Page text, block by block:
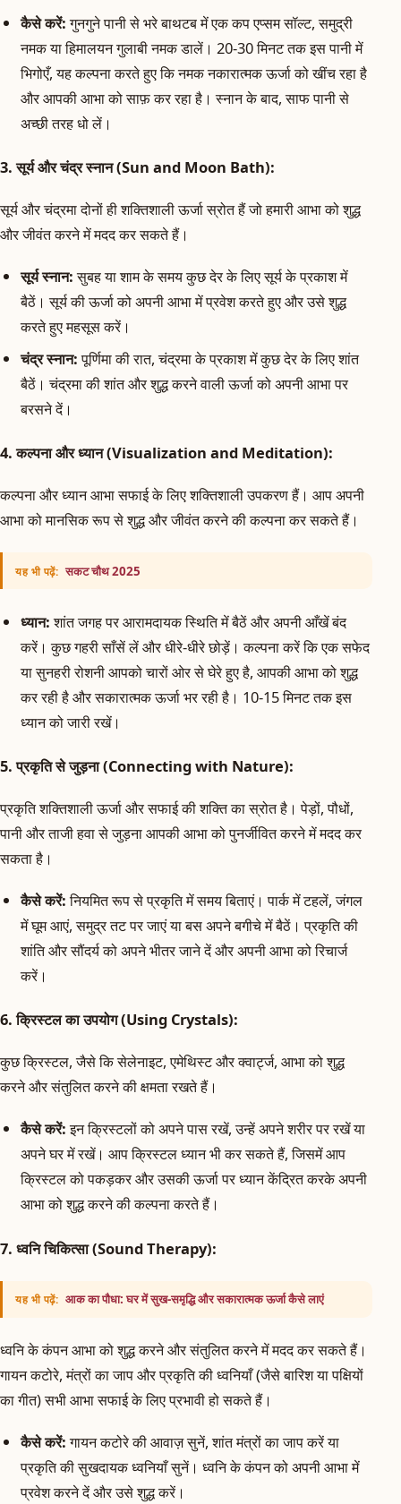
कैसे करें:गुनगुने पानी से भरे बाथटब में एक कप एप्सम सॉल्ट, समुद्री
नमक या हिमालयन गुलाबी नमक डालें। 20-30 मिनट तक इस पानी में
भिगोएँ, यह कल्पना करते हुए कि नमक नकारात्मक ऊर्जा को खींच रहा है
और आपकी आभा को साफ़ कर रहा है। स्नान के बाद, साफ पानी से
अच्छी तरह धो लें।
3. सूर्य और चंद्र स्नान (Sun and Moon Bath):
सूर्य और चंद्रमा दोनों ही शक्तिशाली ऊर्जा स्रोत हैं जो हमारी आभा को शुद्ध
और जीवंत करने में मदद कर सकते हैं।
सूर्य स्नान:सुबह या शाम के समय कुछ देर के लिए सूर्य के प्रकाश में
बैठें। सूर्य की ऊर्जा को अपनी आभा में प्रवेश करते हुए और उसे शुद्ध
करते हुए महसूस करें।
चंद्र स्नान:पूर्णिमा की रात, चंद्रमा के प्रकाश में कुछ देर के लिए शांत
बैठें। चंद्रमा की शांत और शुद्ध करने वाली ऊर्जा को अपनी आभा पर
बरसने दें।
4. कल्पना और ध्यान (Visualization and Meditation):
कल्पना और ध्यान आभा सफाई के लिए शक्तिशाली उपकरण हैं। आप अपनी
आभा को मानसिक रूप से शुद्ध और जीवंत करने की कल्पना कर सकते हैं।
यह भी पढ़ें: सकट चौथ 2025
ध्यान:शांत जगह पर आरामदायक स्थिति में बैठें और अपनी आँखें बंद
करें। कुछ गहरी साँसें लें और धीरे-धीरे छोड़ें। कल्पना करें कि एक सफेद
या सुनहरी रोशनी आपको चारों ओर से घेरे हुए है, आपकी आभा को शुद्ध
कर रही है और सकारात्मक ऊर्जा भर रही है। 10-15 मिनट तक इस
ध्यान को जारी रखें।
5. प्रकृति से जुड़ना (Connecting with Nature):
प्रकृति शक्तिशाली ऊर्जा और सफाई की शक्ति का स्रोत है। पेड़ों, पौधों,
पानी और ताजी हवा से जुड़ना आपकी आभा को पुनर्जीवित करने में मदद कर
सकता है।
कैसे करें:नियमित रूप से प्रकृति में समय बिताएं। पार्क में टहलें, जंगल
में घूम आएं, समुद्र तट पर जाएं या बस अपने बगीचे में बैठें। प्रकृति की
शांति और सौंदर्य को अपने भीतर जाने दें और अपनी आभा को रिचार्ज
करें।
6. क्रिस्टल का उपयोग (Using Crystals):
कुछ क्रिस्टल, जैसे कि सेलेनाइट, एमेथिस्ट और क्वार्ट्ज, आभा को शुद्ध
करने और संतुलित करने की क्षमता रखते हैं।
कैसे करें:इन क्रिस्टलों को अपने पास रखें, उन्हें अपने शरीर पर रखें या
अपने घर में रखें। आप क्रिस्टल ध्यान भी कर सकते हैं, जिसमें आप
क्रिस्टल को पकड़कर और उसकी ऊर्जा पर ध्यान केंद्रित करके अपनी
आभा को शुद्ध करने की कल्पना करते हैं।
7. ध्वनि चिकित्सा (Sound Therapy):
यह भी पढ़ें: आक का पौधा: घर में सुख-समृद्धि और सकारात्मक ऊर्जा कैसे लाएं
ध्वनि के कंपन आभा को शुद्ध करने और संतुलित करने में मदद कर सकते हैं।
गायन कटोरे, मंत्रों का जाप और प्रकृति की ध्वनियाँ (जैसे बारिश या पक्षियों
का गीत) सभी आभा सफाई के लिए प्रभावी हो सकते हैं।
कैसे करें:गायन कटोरे की आवाज़ सुनें, शांत मंत्रों का जाप करें या
प्रकृति की सुखदायक ध्वनियाँ सुनें। ध्वनि के कंपन को अपनी आभा में
प्रवेश करने दें और उसे शुद्ध करें।